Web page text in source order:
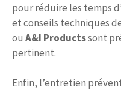
pour réduire les temps
et conseils techniques
ou A&I Productssont
pertinent.
Enfin, l’entretien